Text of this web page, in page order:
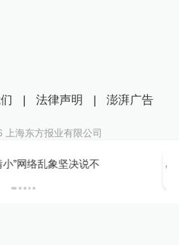
| 法律声明 | 澎湃广告
上海东方报业有限公司
务许可证：31120170006
备 31010602000299号